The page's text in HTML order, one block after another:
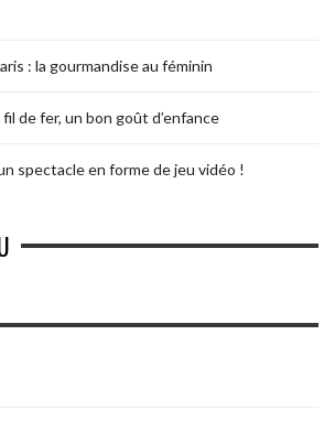
: la gourmandise au féminin
de fer, un bon goût d’enfance
spectacle en forme de jeu vidéo !